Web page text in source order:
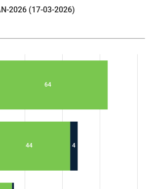
2026 (17-03-2026)
44
64
4